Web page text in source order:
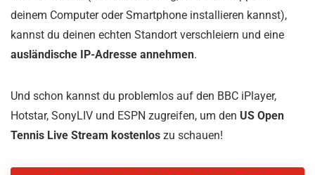
deinem Computer oder Smartphone installieren kannst),
kannst du deinen echten Standort verschleiern und eine
ausländische IP-Adresse annehmen.
Und schon kannst du problemlos auf den BBC iPlayer,
Hotstar, SonyLIV und ESPN zugreifen, um den US Open
Tennis Live Stream kostenlos zu schauen!